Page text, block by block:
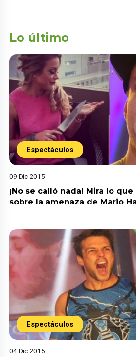
Lo último
Espectáculos
09 Dic 2015
¡No se calló nada! Mira lo
sobre la amenaza de Mario
Espectáculos
04 Dic 2015